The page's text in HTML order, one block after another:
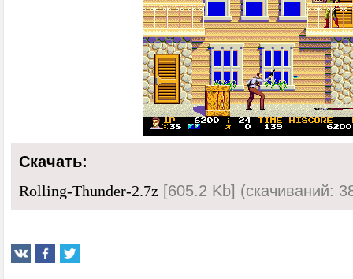
Скачать:
Rolling-Thunder-2.7z [605.2 Kb] (cкачиваний: